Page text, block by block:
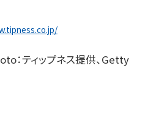
：ティップネス提供、Getty